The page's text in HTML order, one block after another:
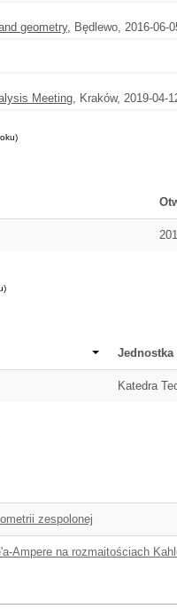
geometry, Będlewo, 2016-06-
Meeting, Kraków, 2019-04-
Jednostka
Katedra
zespolonej
Ampere na rozmaitościach